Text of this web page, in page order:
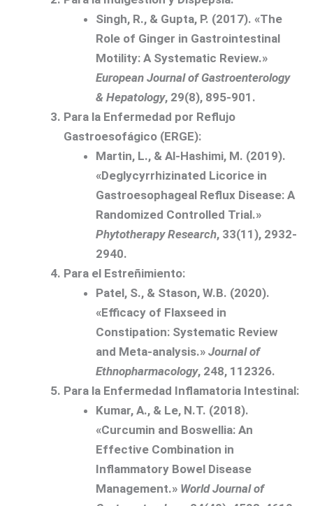
Singh, R., & Gupta, P. (2017). «The
Role of Ginger in Gastrointestinal
Motility: A Systematic Review.»
European Journal of Gastroenterology
& Hepatology, 29(8), 895-901.
Para la Enfermedad por Reflujo
Gastroesofágico (ERGE):
Martin, L., & Al-Hashimi, M. (2019).
«Deglycyrrhizinated Licorice in
Gastroesophageal Reflux Disease: A
Randomized Controlled Trial.»
Phytotherapy Research, 33(11), 2932-
2940.
Para el Estreñimiento:
Patel, S., & Stason, W.B. (2020).
«Efficacy of Flaxseed in
Constipation: Systematic Review
and Meta-analysis.» Journal of
Ethnopharmacology, 248, 112326.
Para la Enfermedad Inflamatoria Intestinal:
Kumar, A., & Le, N.T. (2018).
«Curcumin and Boswellia: An
Effective Combination in
Inflammatory Bowel Disease
Management.» World Journal of